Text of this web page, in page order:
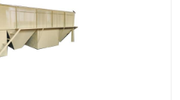
真空冲洗装置